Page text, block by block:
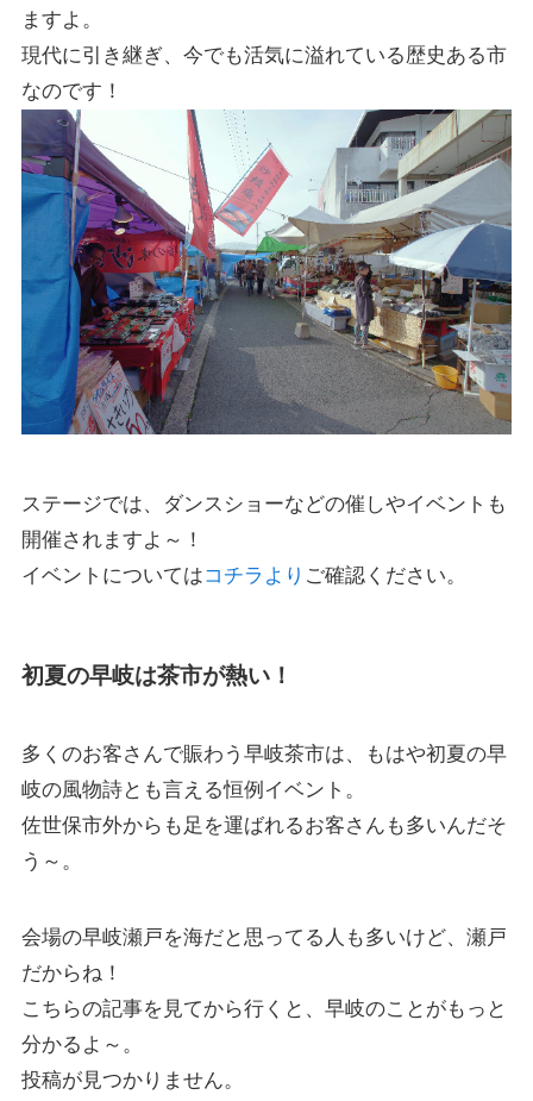
ますよ。
現代に引き継ぎ、今でも活気に溢れている歴史ある市
なのです！
ステージでは、ダンスショーなどの催しやイベントも
開催されますよ～！
イベントについてはコチラより ご確認ください。
初夏の早岐は茶市が熱い！
多くのお客さんで賑わう早岐茶市は、もはや初夏の早
岐の風物詩とも言える恒例イベント。
佐世保市外からも足を運ばれるお客さんも多いんだそ
う～。
会場の早岐瀬戸を海だと思ってる人も多いけど、瀬戸
だからね！
こちらの記事を見てから行くと、早岐のことがもっと
分かるよ～。
投稿が見つかりません。